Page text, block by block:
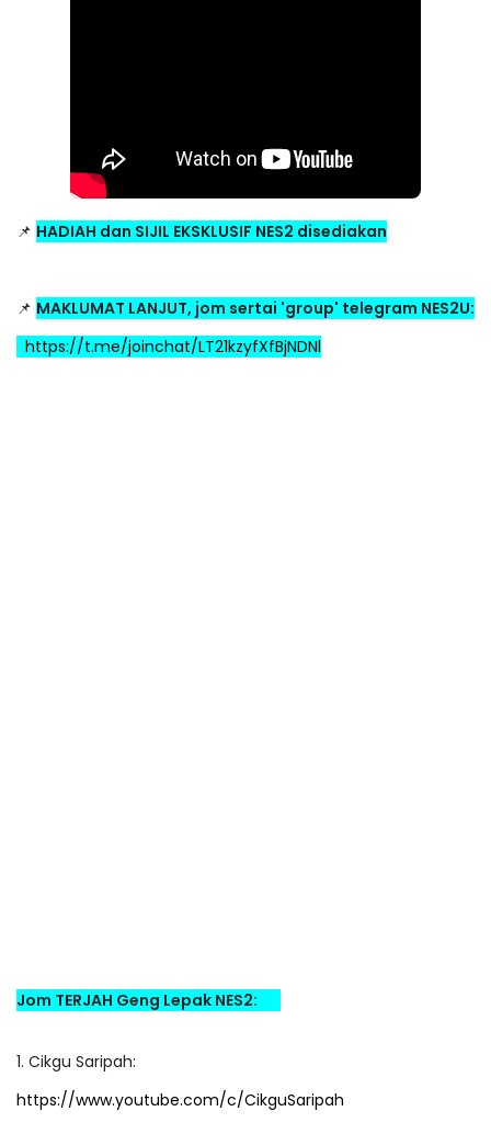
📌 HADIAH dan SIJIL EKSKLUSIF NES2 disediakan
📌 MAKLUMAT LANJUT, jom sertai 'group' telegram NES2U:
https://t.me/joinchat/LT21kzyfXfBjNDNl
Jom TERJAH Geng Lepak NES2:
1. Cikgu Saripah:
https://www.youtube.com/c/CikguSaripah